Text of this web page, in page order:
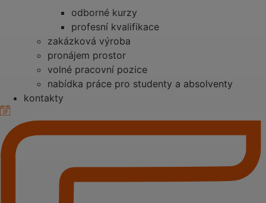
odborné kurzy
profesní kvalifikace
zakázková výroba
pronájem prostor
volné pracovní pozice
nabídka práce pro studenty a absolventy
kontakty